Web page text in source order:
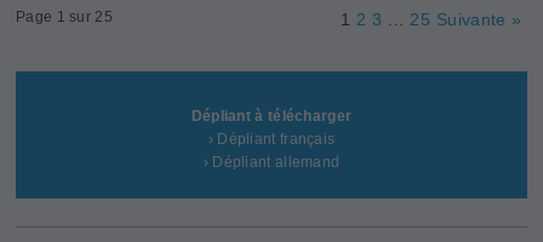
Page 1 sur 25 1 2 3 25 Suivante »
Dépliant à télécharger
› Dépliant français
› Dépliant allemand